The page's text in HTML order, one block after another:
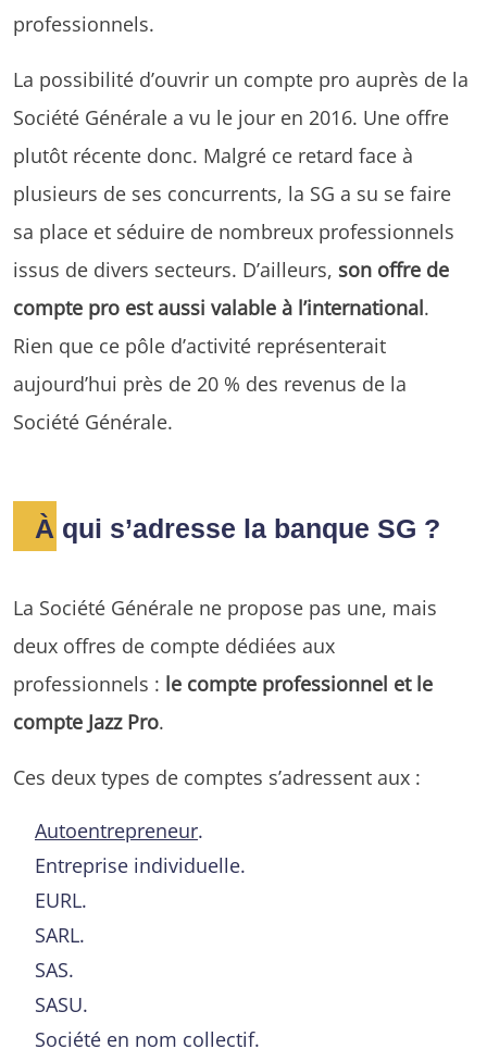
professionnels.
La possibilité d’ouvrir un compte pro auprès de la
Société Générale a vu le jour en 2016. Une offre
plutôt récente donc. Malgré ce retard face à
plusieurs de ses concurrents, la SG a su se faire
sa place et séduire de nombreux professionnels
issus de divers secteurs. D’ailleurs, son offre de
compte pro est aussi valable à l’international.
Rien que ce pôle d’activité représenterait
aujourd’hui près de 20 % des revenus de la
Société Générale.
À qui s’adresse la banque SG ?
La Société Générale ne propose pas une, mais
deux offres de compte dédiées aux
professionnels : le compte professionnel et le
compte Jazz Pro.
Ces deux types de comptes s’adressent aux :
Autoentrepreneur.
Entreprise individuelle.
EURL.
SARL.
SAS.
SASU.
Société en nom collectif.